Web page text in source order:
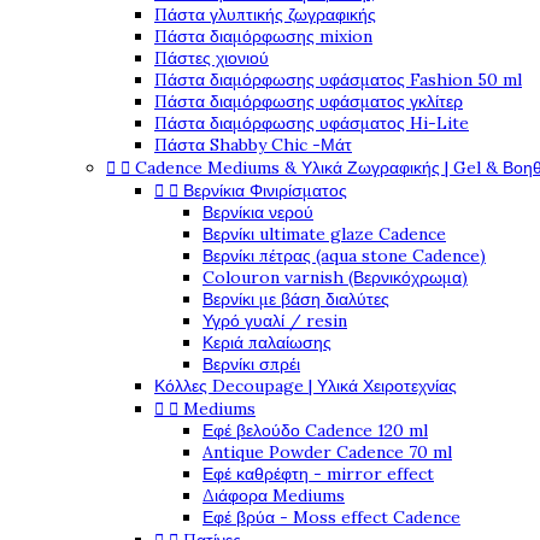
Πάστα γλυπτικής ζωγραφικής
Πάστα διαμόρφωσης mixion
Πάστες χιονιού
Πάστα διαμόρφωσης υφάσματος Fashion 50 ml
Πάστα διαμόρφωσης υφάσματος γκλίτερ
Πάστα διαμόρφωσης υφάσματος Hi-Lite
Πάστα Shabby Chic -Μάτ
  Cadence Mediums & Υλικά Ζωγραφικής | Gel &
  Βερνίκια Φινιρίσματος
Βερνίκια νερού
Βερνίκι ultimate glaze Cadence
Βερνίκι πέτρας (aqua stone Cadence)
Colouron varnish (Βερνικόχρωμα)
Βερνίκι με βάση διαλύτες
Υγρό γυαλί / resin
Κεριά παλαίωσης
Βερνίκι σπρέι
Κόλλες Decoupage | Υλικά Χειροτεχνίας
  Mediums
Εφέ βελούδο Cadence 120 ml
Antique Powder Cadence 70 ml
Εφέ καθρέφτη - mirror effect
Διάφορα Mediums
Εφέ βρύα - Moss effect Cadence